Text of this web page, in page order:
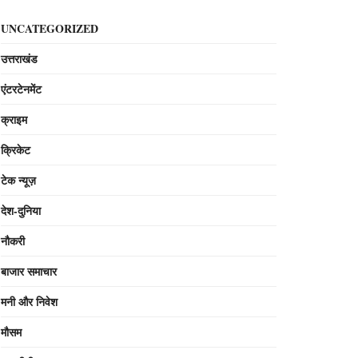
UNCATEGORIZED
उत्तराखंड
एंटरटेनमेंट
क्राइम
क्रिकेट
टेक न्यूज़
देश-दुनिया
नौकरी
बाजार समाचार
मनी और निवेश
मौसम